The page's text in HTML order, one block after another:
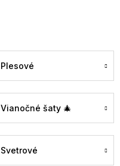
Plesové
Vianočné šaty 🎄
Svetrové